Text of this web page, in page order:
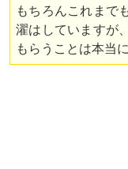
もちろんこれまで
濯はしていますが
もらうことは本当